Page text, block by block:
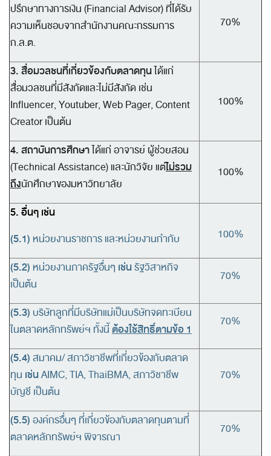
ปรึกษาทางการเงิน (Financial Advisor) ที่ได้รับ
ความเห็นชอบจากสำนักงานคณะกรรมการ
ก.ล.ต.
70%
3. สื่อมวลชนที่เกี่ยวข้องกับตลาดทุนได้แก่
สื่อมวลชนที่มีสังกัดและไม่มีสังกัด เช่น
Influencer, Youtuber, Web Pager, Content
Creator เป็นต้น
100%
4. สถาบันการศึกษาได้แก่ อาจารย์ ผู้ช่วยสอน
(Technical Assistance) และนักวิจัย แต่ไม่รวม
ถึงนักศึกษาของมหาวิทยาลัย
100%
5. อื่นๆ เช่น
(5.1) หน่วยงานราชการ และหน่วยงานกำกับ 100%
(5.2) หน่วยงานภาครัฐอื่นๆ เช่นรัฐวิสาหกิจ
เป็นต้น
70%
(5.3) บริษัทลูกที่มีบริษัทแม่เป็นบริษัทจดทะเบียน
ในตลาดหลักทรัพย์ฯ ทั้งนี้ต้องใช้สิทธิ์ตามข้อ 1 70%
(5.4)สมาคม/ สภาวิชาชีพที่เกี่ยวข้องกับตลาด
ทุน เช่นAIMC, TIA, ThaiBMA, สภาวิชาชีพ
บัญชี เป็นต้น
70%
(5.5)องค์กรอื่นๆ ที่เกี่ยวข้องกับตลาดทุนตามที่
ตลาดหลักทรัพย์ฯ พิจารณา
70%